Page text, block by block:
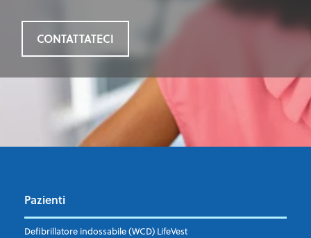
CONTATTATECI
Pazienti
Defibrillatore indossabile (WCD) LifeVest